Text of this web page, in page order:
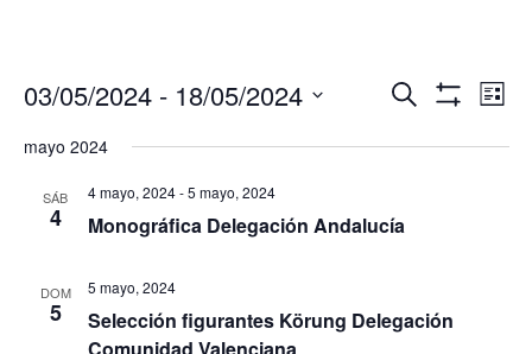
búsqueda
vistas
Buscar
de
Lista
03/05/2024 - 18/05/2024
fecha.
mayo 2024
SÁB
4
4 mayo, 2024-5 mayo, 2024
Monográfica Delegación Andalucía
DOM
5
5 mayo, 2024
Selección figurantes Körung Delegación